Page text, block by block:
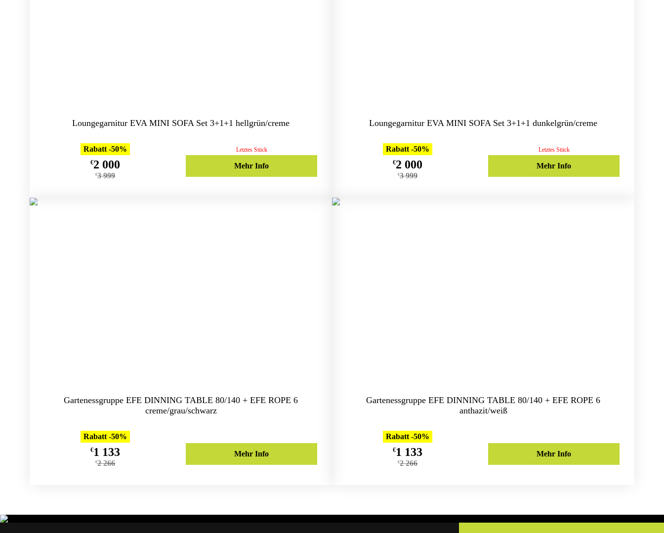
Loungegarnitur EVA MINI SOFA Set 3+1+1 hellgrün/creme
Rabatt -50%
€2 000
€3 999
Letztes Stück
Mehr Info
Loungegarnitur EVA MINI SOFA Set 3+1+1 dunkelgrün/creme
Rabatt -50%
€2 000
€3 999
Letztes Stück
Mehr Info
Gartenessgruppe EFE DINNING TABLE 80/140 + EFE ROPE 6
creme/grau/schwarz
Rabatt -50%
€1 133
€2 266
Mehr Info
Gartenessgruppe EFE DINNING TABLE 80/140 + EFE ROPE 6
anthazit/weiß
Rabatt -50%
€1 133
€2 266
Mehr Info